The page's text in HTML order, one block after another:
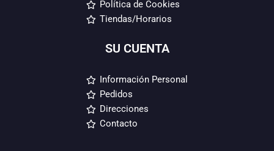
Política de Cookies
Tiendas/Horarios
SU CUENTA
Información Personal
Pedidos
Direcciones
Contacto